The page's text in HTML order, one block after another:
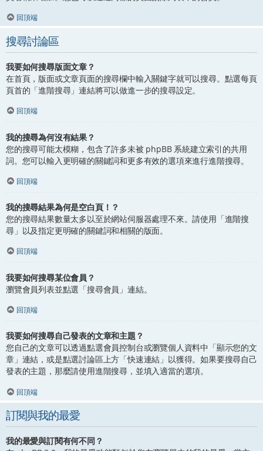
回頂端
搜尋討論區
我要如何搜尋版面文章？
在首頁，版面或文章頁面的搜尋欄中輸入關鍵字就可以搜尋。點選每頁
頁首的「進階搜尋」連結將可以做進一步的搜尋設定。
回頂端
我的搜尋為何沒有結果？
您的搜尋可能太模糊，包含了許多未被 phpBB 系統建立索引的共用
詞。您可以輸入更明確的關鍵詞和更多有效的選項來進行進階搜尋。
回頂端
我的搜尋結果為何是空白頁！？
您的搜尋結果數量太多以至於網站伺服器處理不來。請使用「進階搜
尋」以及指定更明確的關鍵詞和相關的版面。
回頂端
我要如何搜尋某位會員？
瀏覽會員列表並點選「搜尋會員」連結。
回頂端
我要如何搜尋自己發表的文章和主題？
您自己的文章可以透過點選會員控制台或瀏覽個人資料中「顯示您的文
章」連結，或是點選討論區上方「快速連結」以獲得。如果要搜尋自己
發表的主題，那麼請使用進階搜尋，並填入適當的選項。
回頂端
訂閱與我的最愛
我的最愛與訂閱有何不同？